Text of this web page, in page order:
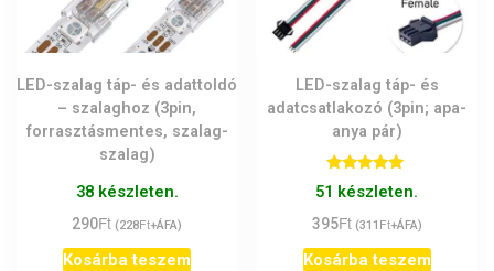
LED-szalag táp- és adattoldó
– szalaghoz (3pin,
forrasztásmentes, szalag-
szalag)
38 készleten.
290Ft (228Ft+ÁFA)
Kosárba teszem
LED-szalag táp- és
adatcsatlakozó (3pin; apa-
anya pár)
Értékelés:
5.00
51 készleten.
395Ft (311 Ft+ÁFA)
Kosárba teszem